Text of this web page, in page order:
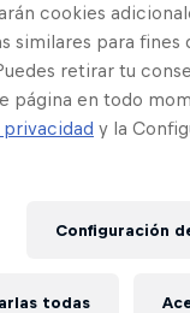
cookies
similares para
retirar tu
página en todo
y la
Configuración
todas